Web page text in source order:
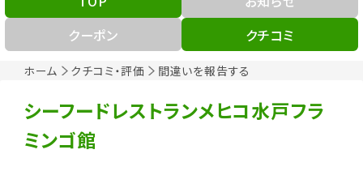
ホーム クチコミ・評価 間違いを報告する
クーポン
クチコミ
シーフードレストランメヒコ水戸フラ
ミンゴ館